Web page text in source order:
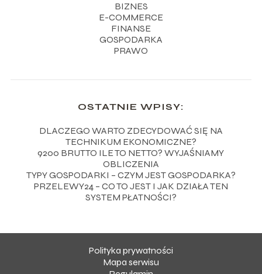
BIZNES
E-COMMERCE
FINANSE
GOSPODARKA
PRAWO
OSTATNIE WPISY:
DLACZEGO WARTO ZDECYDOWAĆ SIĘ NA
TECHNIKUM EKONOMICZNE?
9200 BRUTTO ILE TO NETTO? WYJAŚNIAMY
OBLICZENIA
TYPY GOSPODARKI – CZYM JEST GOSPODARKA?
PRZELEWY24 – CO TO JEST I JAK DZIAŁA TEN
SYSTEM PŁATNOŚCI?
Polityka prywatności
Mapa serwisu